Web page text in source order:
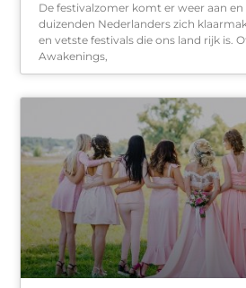
De festivalzomer komt er weer aan
duizenden Nederlanders zich
en vetste festivals die ons land rijk is.
Awakenings,